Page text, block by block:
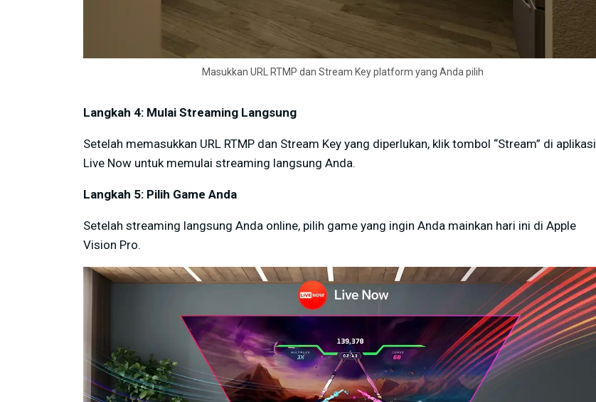
Masukkan URL RTMP dan Stream Key platform yang Anda pilih
Langkah 4: Mulai Streaming Langsung
Setelah memasukkan URL RTMP dan Stream Key yang diperlukan, klik tombol “Stream” di aplikasi
Live Now untuk memulai streaming langsung Anda.
Langkah 5: Pilih Game Anda
Setelah streaming langsung Anda online, pilih game yang ingin Anda mainkan hari ini di Apple
Vision Pro.